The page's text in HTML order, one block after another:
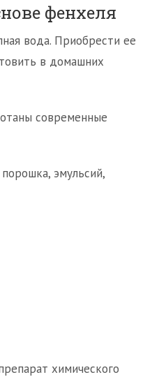
фенхеля
вода. Приобрести ее
в домашних
современные
эмульсий,
химического